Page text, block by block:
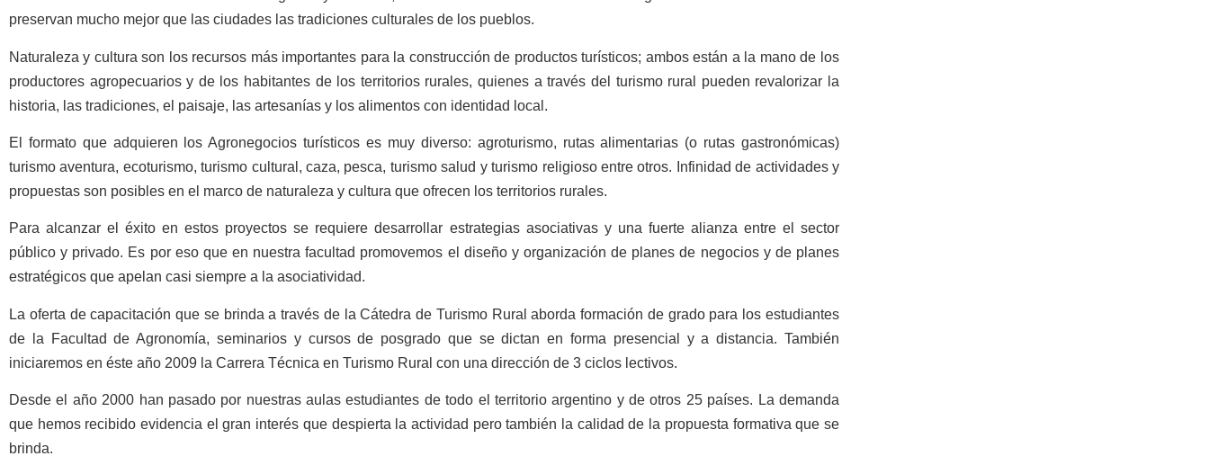
preservan mucho mejor que las ciudades las tradiciones culturales de los pueblos.
Naturaleza y cultura son los recursos más importantes para la construcción de productos turísticos; ambos están a la mano de los
productores agropecuarios y de los habitantes de los territorios rurales, quienes a través del turismo rural pueden revalorizar la
historia, las tradiciones, el paisaje, las artesanías y los alimentos con identidad local.
El formato que adquieren los Agronegocios turísticos es muy diverso: agroturismo, rutas alimentarias (o rutas gastronómicas)
turismo aventura, ecoturismo, turismo cultural, caza, pesca, turismo salud y turismo religioso entre otros. Infinidad de actividades y
propuestas son posibles en el marco de naturaleza y cultura que ofrecen los territorios rurales.
Para alcanzar el éxito en estos proyectos se requiere desarrollar estrategias asociativas y una fuerte alianza entre el sector
público y privado. Es por eso que en nuestra facultad promovemos el diseño y organización de planes de negocios y de planes
estratégicos que apelan casi siempre a la asociatividad.
La oferta de capacitación que se brinda a través de la Cátedra de Turismo Rural aborda formación de grado para los estudiantes
de la Facultad de Agronomía, seminarios y cursos de posgrado que se dictan en forma presencial y a distancia. También
iniciaremos en éste año 2009 la Carrera Técnica en Turismo Rural con una dirección de 3 ciclos lectivos.
Desde el año 2000 han pasado por nuestras aulas estudiantes de todo el territorio argentino y de otros 25 países. La demanda
que hemos recibido evidencia el gran interés que despierta la actividad pero también la calidad de la propuesta formativa que se
brinda.